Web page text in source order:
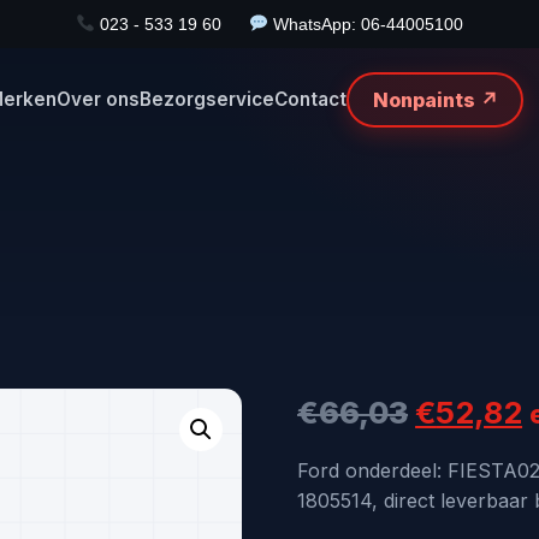
023 - 533 19 60 WhatsApp: 06-44005100
Over onsBezorgserviceContact Nonpaints ↗
€66,03
prijs
was:
€52,82
Ford onderdeel:
1805514, direct leverbaar